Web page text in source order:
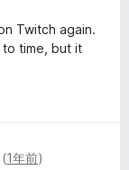
Twitch again.
time, but it
1年前)